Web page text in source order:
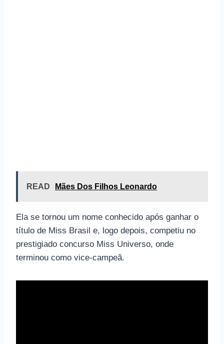
READ Mães Dos Filhos Leonardo
Ela se tornou um nome conhecido após ganhar o
título de Miss Brasil e, logo depois, competiu no
prestigiado concurso Miss Universo, onde
terminou como vice-campeã.